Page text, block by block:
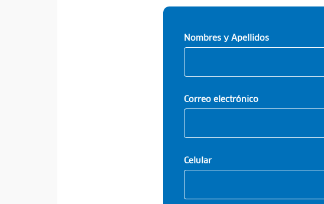
Nombres y Apellidos
Correo electrónico
Celular